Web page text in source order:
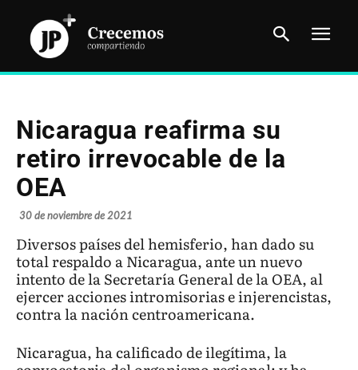
Nicaragua reafirma su
retiro irrevocable de la
OEA
30 de noviembre de 2021
Diversos países del hemisferio, han dado su
total respaldo a Nicaragua, ante un nuevo
intento de la Secretaría General de la OEA, al
ejercer acciones intromisorias e injerencistas,
contra la nación centroamericana.
Nicaragua, ha calificado de ilegítima, la